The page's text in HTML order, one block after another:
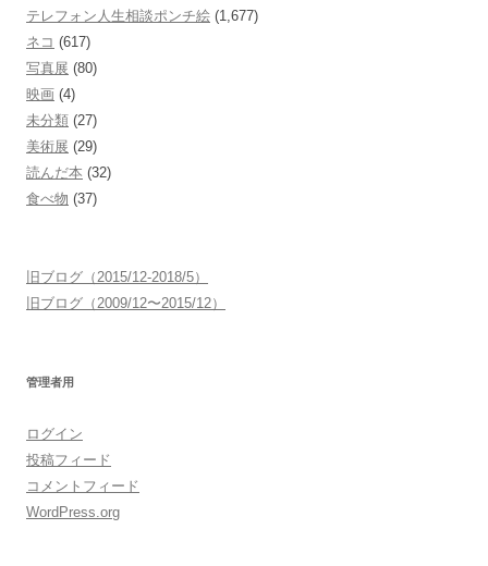
テレフォン人生相談ポンチ絵 (1,677)
ネコ (617)
写真展 (80)
映画 (4)
未分類 (27)
美術展 (29)
読んだ本 (32)
食べ物 (37)
旧ブログ（2015/12-2018/5）
旧ブログ（2009/12〜2015/12）
管理者用
ログイン
投稿フィード
コメントフィード
WordPress.org